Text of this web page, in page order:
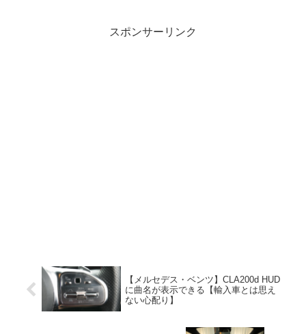
スポンサーリンク
【メルセデス・ベンツ】CLA200d HUD
に曲名が表示できる【輸入車とは思え
ない心配り】